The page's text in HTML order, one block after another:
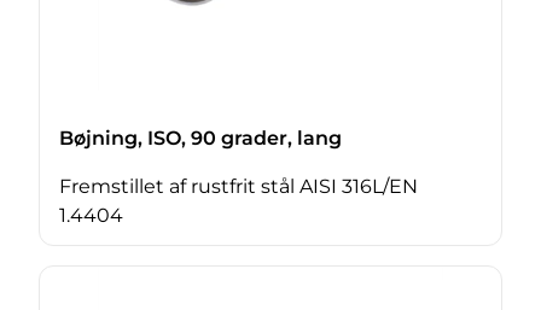
Bøjning, ISO, 90 grader, lang
Fremstillet af rustfrit stål AISI 316L/EN
1.4404